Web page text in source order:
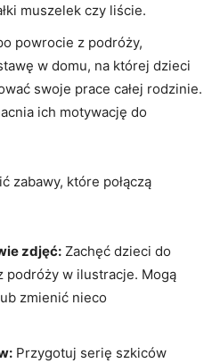
muszelek czy liście.
powrocie z ‌podróży,
w domu, na której⁢ dzieci​
swoje‍ prace ‌całej rodzinie.
⁤ich motywację do
zabawy,⁤ które połączą
zdjęć: Zachęć dzieci do
podróży w ilustracje.⁢ Mogą
zmienić nieco
Przygotuj ⁢serię ⁣szkiców